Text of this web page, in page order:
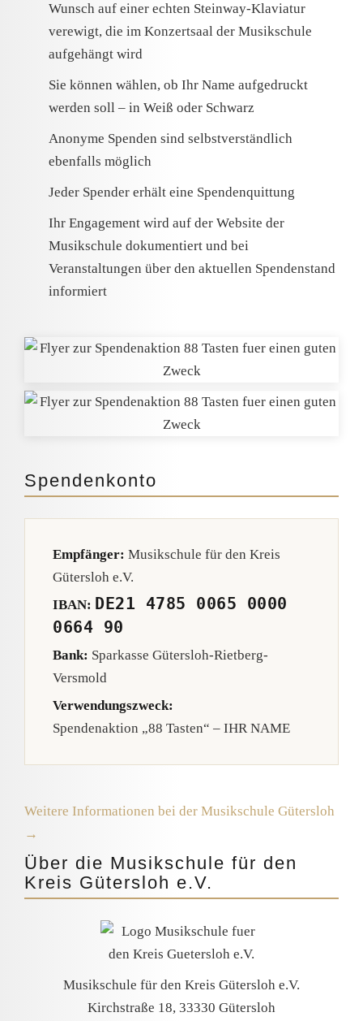
Wunsch auf einer echten Steinway-Klaviatur
verewigt, die im Konzertsaal der Musikschule
aufgehängt wird
Sie können wählen, ob Ihr Name aufgedruckt
werden soll – in Weiß oder Schwarz
Anonyme Spenden sind selbstverständlich
ebenfalls möglich
Jeder Spender erhält eine Spendenquittung
Ihr Engagement wird auf der Website der
Musikschule dokumentiert und bei
Veranstaltungen über den aktuellen Spendenstand
informiert
Spendenkonto
Empfänger: Musikschule für den Kreis
Gütersloh e.V.
IBAN: DE21 4785 0065 0000
0664 90
Bank: Sparkasse Gütersloh-Rietberg-
Versmold
Verwendungszweck:
Spendenaktion „88 Tasten“ – IHR NAME
Weitere Informationen bei der Musikschule Gütersloh
→
Über die Musikschule für den
Kreis Gütersloh e.V.
Musikschule für den Kreis Gütersloh e.V.
Kirchstraße 18, 33330 Gütersloh